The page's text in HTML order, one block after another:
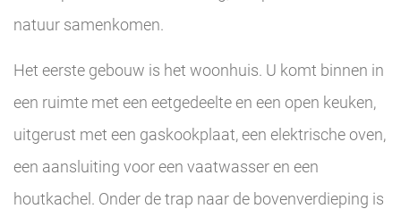
natuur samenkomen.
Het eerste gebouw is het woonhuis. U komt binnen in
een ruimte met een eetgedeelte en een open keuken,
uitgerust met een gaskookplaat, een elektrische oven,
een aansluiting voor een vaatwasser en een
houtkachel. Onder de trap naar de bovenverdieping is